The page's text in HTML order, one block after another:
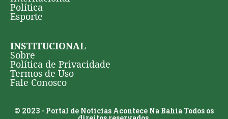
Política
Esporte
INSTITUCIONAL
Sobre
Política de Privacidade
Termos de Uso
Fale Conosco
© 2023 - Portal de Notícias Acontece Na Bahia Todos os